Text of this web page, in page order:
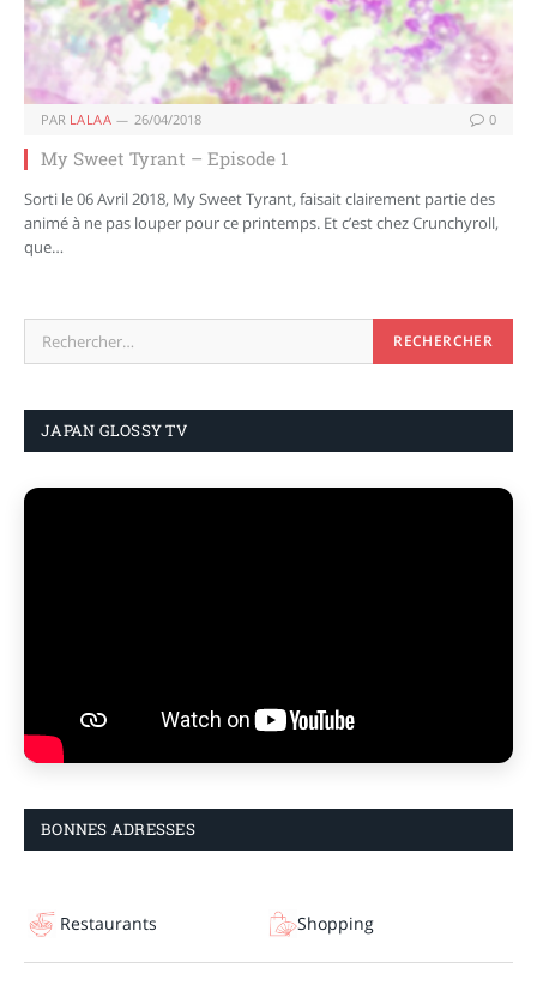
PAR LALAA 26/04/2018 0
My Sweet Tyrant – Episode 1
Sorti le 06 Avril 2018, My Sweet Tyrant, faisait clairement partie des
animé à ne pas louper pour ce printemps. Et c’est chez Crunchyroll,
que…
JAPAN GLOSSY TV
BONNES ADRESSES
Restaurants Shopping